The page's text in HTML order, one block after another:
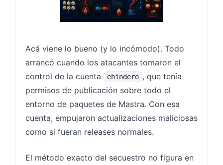
Acá viene lo bueno (y lo incómodo). Todo
arrancó cuando los atacantes tomaron el
control de la cuenta
ehindero , que tenía
permisos de publicación sobre todo el
entorno de paquetes de Mastra. Con esa
cuenta, empujaron actualizaciones maliciosas
como si fueran releases normales.
El método exacto del secuestro no figura en